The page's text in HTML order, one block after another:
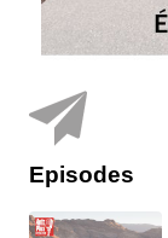
Episodes